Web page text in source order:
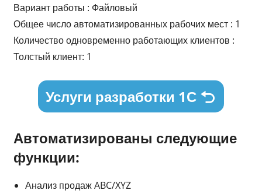
Вариант работы : Файловый
Общее число автоматизированных рабочих мест : 1
Количество одновременно работающих клиентов :
Толстый клиент: 1
Услуги разработки 1С
Автоматизированы следующие
функции:
Анализ продаж ABC/XYZ